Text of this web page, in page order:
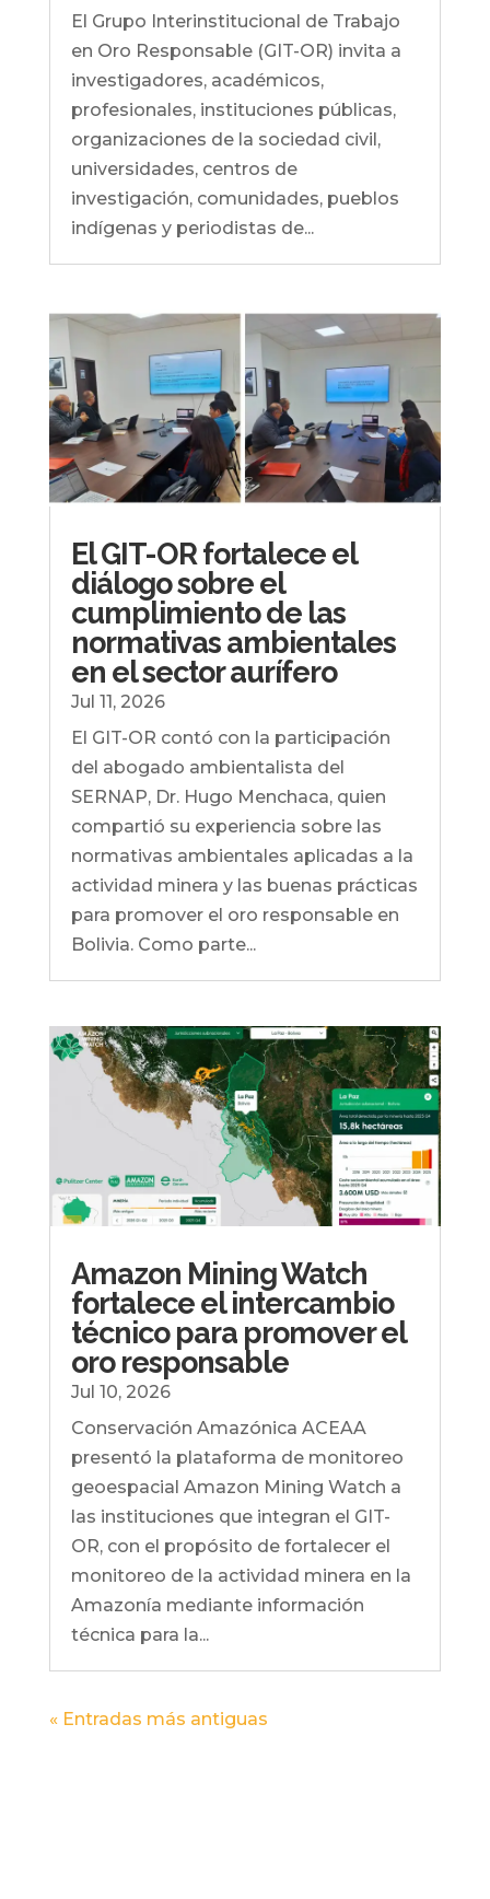
El Grupo Interinstitucional de Trabajo
en Oro Responsable (GIT-OR) invita a
investigadores, académicos,
profesionales, instituciones públicas,
organizaciones de la sociedad civil,
universidades, centros de
investigación, comunidades, pueblos
indígenas y periodistas de...
El GIT-OR fortalece el
diálogo sobre el
cumplimiento de las
normativas ambientales
en el sector aurífero
Jul 11, 2026
El GIT-OR contó con la participación
del abogado ambientalista del
SERNAP, Dr. Hugo Menchaca, quien
compartió su experiencia sobre las
normativas ambientales aplicadas a la
actividad minera y las buenas prácticas
para promover el oro responsable en
Bolivia. Como parte...
Amazon Mining Watch
fortalece el intercambio
técnico para promover el
oro responsable
Jul 10, 2026
Conservación Amazónica ACEAA
presentó la plataforma de monitoreo
geoespacial Amazon Mining Watch a
las instituciones que integran el GIT-
OR, con el propósito de fortalecer el
monitoreo de la actividad minera en la
Amazonía mediante información
técnica para la...
« Entradas más antiguas